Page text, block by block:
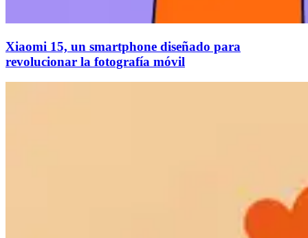
Xiaomi 15, un smartphone diseñado para
revolucionar la fotografía móvil